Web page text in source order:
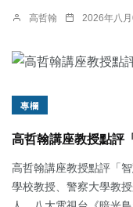
高哲翰 2026年八
專欄
高哲翰講座教授點評
高哲翰講座教授點評「
學校教授、警察大學教